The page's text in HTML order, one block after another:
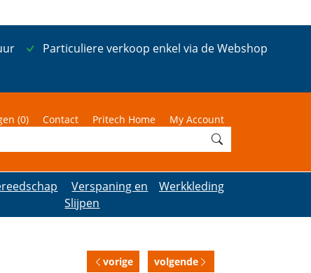
Particuliere verkoop enkel via de Webshop
(0) Contact Pritech Home My Account
Verspaning en
Slijpen
Werkkleding
vorige volgende